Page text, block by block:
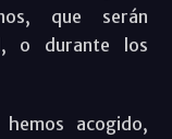
que serán
o durante los
acogido,